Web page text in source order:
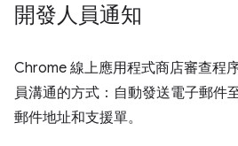
開發人員通知
Chrome 線上應用程式商店審查程
員溝通的方式：自動發送電子郵件
郵件地址和支援單。